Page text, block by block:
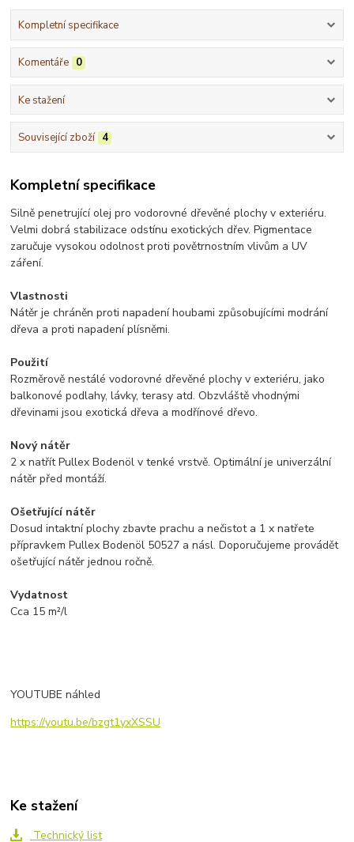
Kompletní specifikace
Komentáře 0
Ke stažení
Související zboží 4
Kompletní specifikace
Silně penetrující olej pro vodorovné dřevěné plochy v exteriéru.
Velmi dobrá stabilizace odstínu exotických dřev. Pigmentace
zaručuje vysokou odolnost proti povětrnostním vlivům a UV
záření.
Vlastnosti
Nátěr je chráněn proti napadení houbami způsobujícími modrání
dřeva a proti napadení plísněmi.
Použití
Rozměrově nestálé vodorovné dřevěné plochy v exteriéru, jako
balkonové podlahy, lávky, terasy atd. Obzvláště vhodnými
dřevinami jsou exotická dřeva a modřínové dřevo.
Nový nátěr
2 x natřít Pullex Bodenöl v tenké vrstvě. Optimální je univerzální
nátěr před montáží.
Ošetřující nátěr
Dosud intaktní plochy zbavte prachu a nečistot a 1 x natřete
přípravkem Pullex Bodenöl 50527 a násl. Doporučujeme provádět
ošetřující nátěr jednou ročně.
Vydatnost
Cca 15 m²/l
YOUTUBE náhled
https://youtu.be/bzgt1yxXSSU
Ke stažení
Technický list